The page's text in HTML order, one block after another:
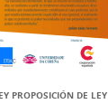
PROPOSICIÓN DE LEY